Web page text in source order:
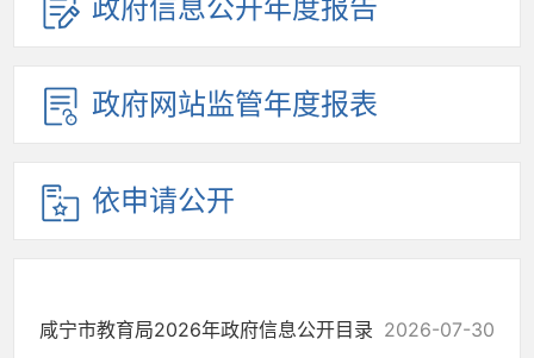
政府信息公开年度报告
政府网站监管年度报表
依申请公开
咸宁市教育局2026年政府信息公开目录 2026-07-30